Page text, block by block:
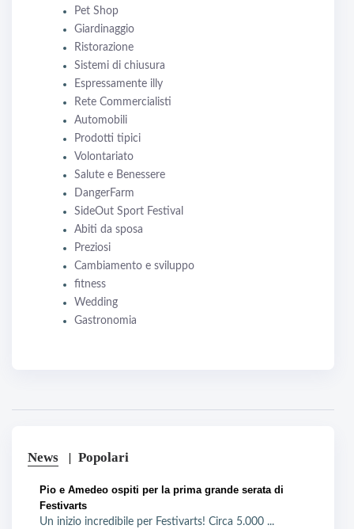
Pet Shop
Giardinaggio
Ristorazione
Sistemi di chiusura
Espressamente illy
Rete Commercialisti
Automobili
Prodotti tipici
Volontariato
Salute e Benessere
DangerFarm
SideOut Sport Festival
Abiti da sposa
Preziosi
Cambiamento e sviluppo
fitness
Wedding
Gastronomia
News Popolari
Pio e Amedeo ospiti per la prima grande serata di
Festivarts
Un inizio incredibile per Festivarts! Circa 5.000 ...